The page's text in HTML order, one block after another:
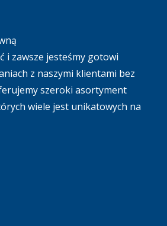
i zawsze jesteśmy gotowi
z naszymi klientami bez
szeroki asortyment
wiele jest unikatowych na